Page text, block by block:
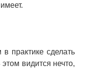
практике сделать
видится нечто,